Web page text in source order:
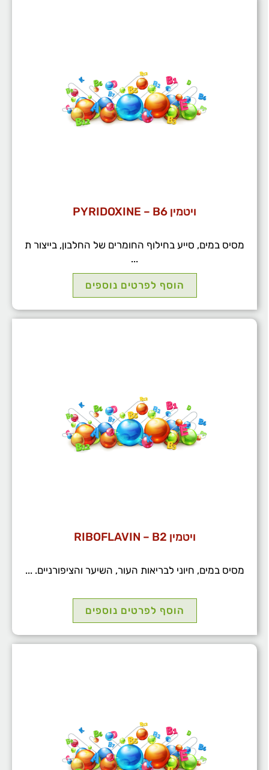
ויטמין PYRIDOXINE – B6
מסיס במים, סייע בחילוף החומרים של החלבון, בייצור ת
...
הוסף לפרטים נוספים
ויטמין RIBOFLAVIN – B2
מסיס במים, חיוני לבריאות העור, השיער והציפורניים. ...
הוסף לפרטים נוספים